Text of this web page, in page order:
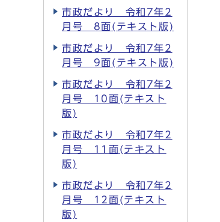
市政だより 令和7年2
月号 8面(テキスト版)
市政だより 令和7年2
月号 9面(テキスト版)
市政だより 令和7年2
月号 10面(テキスト
版)
市政だより 令和7年2
月号 11面(テキスト
版)
市政だより 令和7年2
月号 12面(テキスト
版)